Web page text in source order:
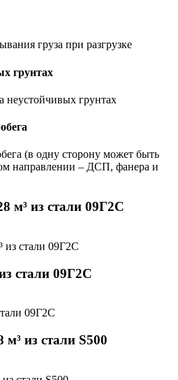
груза при разгрузке
грунтах
неустойчивых грунтах
(в одну сторону может быть
направлении – ДСП, фанера и
м³ из стали 09Г2С
стали 09Г2С
из стали S500